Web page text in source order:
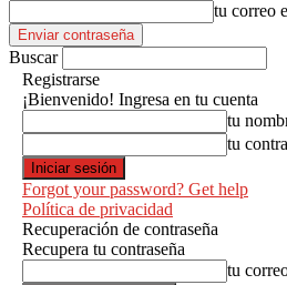
tu correo
Buscar
Registrarse
¡Bienvenido! Ingresa en tu cuenta
tu
tu
Forgot your password? Get help
Política de privacidad
Recuperación de contraseña
Recupera tu contraseña
tu